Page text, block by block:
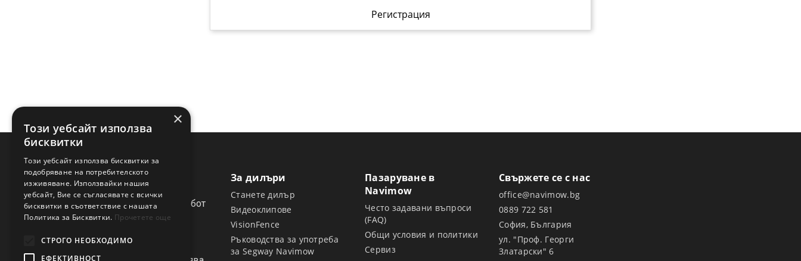
Регистрация
Segway Navimow е косачка робот
от ново поколение. Тя не
ограничителни кабели.
За дилъри
Станете дилър
Видеоклипове
VisionFence
Ръководства за употреба
за Segway Navimow
Пазаруване в
Navimow
Често задавани въпроси
(FAQ)
Общи условия и политики
Сервиз
Свържете се с нас
office@navimow.bg
0889 722 581
София, България
ул. "Проф. Георги
Златарски" 6
×
Този уебсайт използва
бисквитки
Този уебсайт използва бисквитки за
подобряване на потребителското
изживяване. Използвайки нашия
уебсайт, Вие се съгласявате с всички
бисквитки в съответствие с нашата
Политика за Бисквитки. Прочетете още
СТРОГО НЕОБХОДИМО
ЕФЕКТИВНОСТ